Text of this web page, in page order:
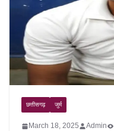
छत्तीसगढ़ जुर्म
March 18, 2025 Admin